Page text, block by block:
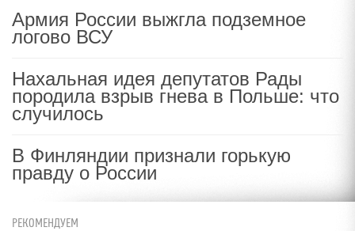
Армия России выжгла подземное
логово ВСУ
Нахальная идея депутатов Рады
породила взрыв гнева в Польше: что
случилось
В Финляндии признали горькую
правду о России
РЕКОМЕНДУЕМ